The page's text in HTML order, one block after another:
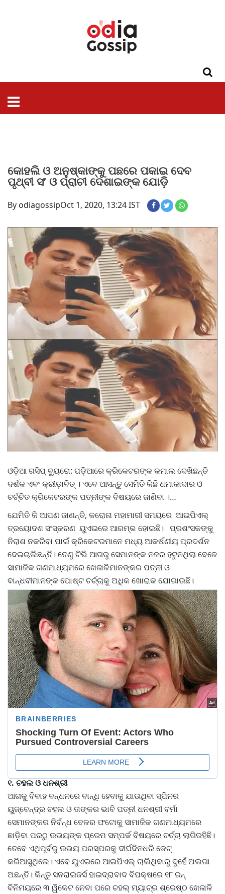
କୋହଲି ଓ ଅନୁଷ୍କାଙ୍କୁ ପଛରେ ପକାଇ ଦେବ
ପୃଥ୍ବୀ ସ’ ଓ ପ୍ରାଚୀ ଦେଶାଇଙ୍କ ଯୋଡ଼ି
By odiagossipOct 1, 2020, 13:24 IST
ଓଡ଼ିଆ ଗସିପ୍ ବ୍ୟୁରୋ: ପଡ଼ିଆରେ କ୍ରିକେଟରଙ୍କ କମାଲ ଦେଖିଛନ୍ତି
ଦର୍ଶକ ଏବଂ କ୍ରୀଡ଼ାବିତ୍ । ଏବେ ଆସନ୍ତୁ ସେମିତି କିଛି ଧମାକାଦାର ଓ
ଚର୍ଚ୍ଚିତ କ୍ରିକେଟରଙ୍କ ପତ୍ନୀଙ୍କ ବିଷୟରେ ଜାଣିବା ।…
ଯେମିତି କି ଆପଣ ଜାଣନ୍ତି, କରୋନା ମହାମାରୀ ସମୟରେ ଆଇପିଏଲ୍‌
ତ୍ରୟୋଦଶ ସଂସ୍କରଣ ୟୁଏଇରେ ଆରମ୍ଭ ହୋଇଛି। ପ୍ରଶଂସକଙ୍କୁ
ନିରାଶ ନକରିବା ପାଇଁ କ୍ରିକେଟରମାନେ ମଧ୍ୟ ଆକର୍ଷଣୀୟ ପ୍ରଦର୍ଶନ
ଦେଇଚାଲିଛନ୍ତି। ତେଣୁ ଟିଭି ଆଗରୁ ସେମାନଙ୍କ ନଜର ହଟୁନଥିଲା ବେଳେ
ସାମାଜିକ ଗଣମାଧ୍ୟମରେ ଖେଳାଳିମାନଙ୍କର ପତ୍ନୀ ଓ
ବାନ୍ଧବୀମାନଙ୍କ ପୋଷ୍ଟ ଚର୍ଚ୍ଚାକୁ ଅଧିକ ଖୋରାକ ଯୋଗାଉଛି।
୧. ଚହଲ ଓ ଧନଶ୍ରୀ
ଆଗକୁ ବିବାହ ବନ୍ଧନରେ ବାନ୍ଧି ହେବାକୁ ଯାଉଥିବା ସ୍ପିନର
ୟୁଜ୍‌ବେନ୍ଦ୍ର ଚହଲ ଓ ତାଙ୍କର ଭାବି ପତ୍ନୀ ଧନଶ୍ରୀ ବର୍ମା
ସେମାନଙ୍କର ନିର୍ବନ୍ଧ ବେଳର ଫଟୋକୁ ସାମାଜିକ ଗଣମାଧ୍ୟମରେ
ଛାଡ଼ିବା ପରଠୁ ଉଭୟଙ୍କ ପ୍ରେମ ସମ୍ପର୍କ ବିଷୟରେ ଚର୍ଚ୍ଚା ଲାଗିରହିଛି।
ତେବେ ଏଥିପୂର୍ବରୁ ଉଭୟ ପରସ୍ପରକୁ ଦୀର୍ଘଦିନଧରି ଡେଟ୍‌
କରିଆସୁଥିଲେ। ଏବେ ୟୁଏଇରେ ଆଇପିଏଲ୍‌ ଚାଲିଥିବାରୁ ଦୁହେଁ ଅଲଗା
ଅଛନ୍ତି। କିନ୍ତୁ ସନରାଇଜର୍ସ ହାଇଦ୍ରାବାଦ ବିପକ୍ଷରେ ୧୮ ରନ୍‌
ବିନିମୟରେ ୩ ୱିକେଟ ନେବା ପରେ ଚହଲ୍‌ ମ୍ୟାଚ୍‌ର ଶ୍ରେଷ୍ଠ‌ ଖେଳାଳି